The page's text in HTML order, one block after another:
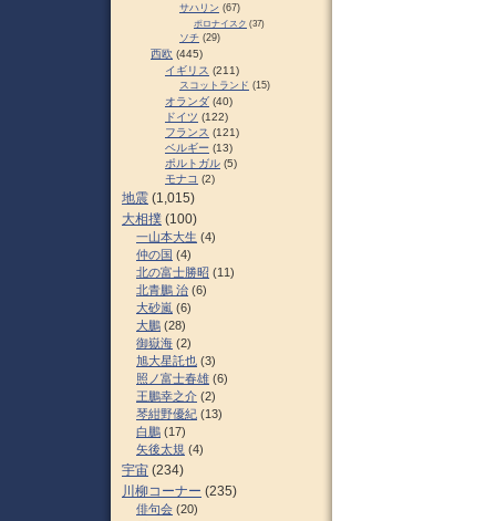
サハリン (67)
ポロナイスク (37)
ソチ (29)
西欧 (445)
イギリス (211)
スコットランド (15)
オランダ (40)
ドイツ (122)
フランス (121)
ベルギー (13)
ポルトガル (5)
モナコ (2)
地震 (1,015)
大相撲 (100)
一山本大生 (4)
仲の国 (4)
北の富士勝昭 (11)
北青鵬 治 (6)
大砂嵐 (6)
大鵬 (28)
御嶽海 (2)
旭大星託也 (3)
照ノ富士春雄 (6)
王鵬幸之介 (2)
琴紺野優紀 (13)
白鵬 (17)
矢後太規 (4)
宇宙 (234)
川柳コーナー (235)
俳句会 (20)